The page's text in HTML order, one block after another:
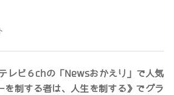
レビ６chの「Newsおかえり」で人気
を制する者は、人生を制する》でグラ